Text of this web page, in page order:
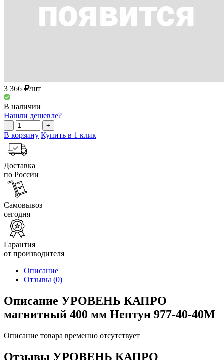
3 366 /шт
В наличии
Нашли дешевле?
- +
В корзину Купить в 1 клик
Доставка
по России
Самовывоз
сегодня
Гарантия
от производителя
Описание
Отзывы (0)
Описание УРОВЕНЬ КАПРО
магнитный 400 мм Нептун 977-40-40М
Описание товара временно отсутствует
Отзывы УРОВЕНЬ КАПРО